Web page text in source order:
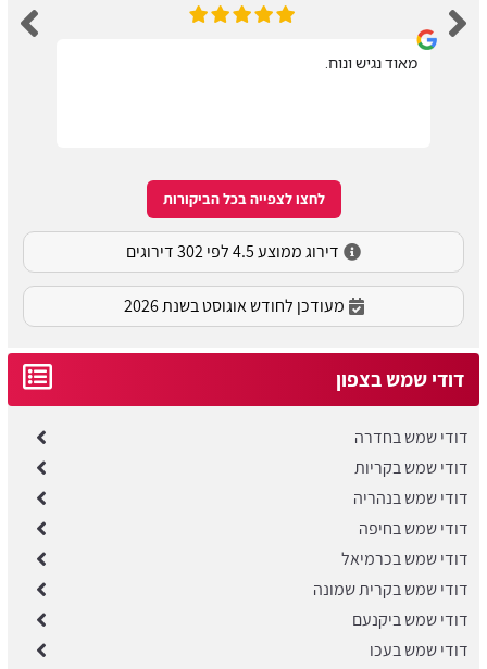
מאוד נגיש ונוח.
לחצו לצפייה בכל הביקורות
דירוג ממוצע 4.5 לפי 302 דירוגים
מעודכן לחודש אוגוסט בשנת 2026
דודי שמש בצפון
דודי שמש בחדרה
דודי שמש בקריות
דודי שמש בנהריה
דודי שמש בחיפה
דודי שמש בכרמיאל
​דודי שמש בקרית שמונה
דודי שמש ביקנעם
דודי שמש בעכו